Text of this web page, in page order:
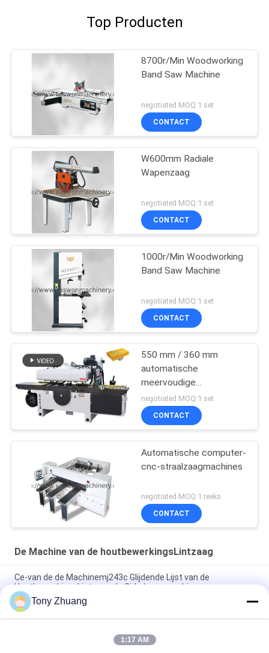
Top Producten
8700r/Min Woodworking
Band Saw Machine
negotiated MOQ:1 set
CONTACT
W600mm Radiale
Wapenzaag
negotiated MOQ:1 set
CONTACT
1000r/Min Woodworking
Band Saw Machine
negotiated MOQ:1 set
CONTACT
550 mm / 360 mm
automatische
meervoudige
zaagmachine voor
verwerking van massief
houten panelen
negotiated MOQ:1 set
CONTACT
Automatische computer-
cnc-straalzaagmachines
negotiated MOQ:1 reeks
CONTACT
De Machine van de houtbewerkingsLintzaag
Ce-van de de Machinemj243c Glijdende Lijst van de
HoutbewerkingsLintzaag de Cirkelzaagmachine
CS1225B houten Lintzaagmachine, CNC de Machine van de 18
DuimLintzaag
Van de de HoutbewerkingsLintzaag van MJ223A MJ224C
Tony Zhuang
1:17 AM